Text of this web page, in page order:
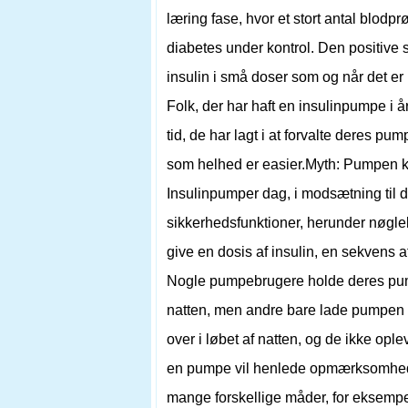
læring fase, hvor et stort antal
diabetes under kontrol. Den positive
insulin i små doser som og når det
Folk, der har haft en insulinpumpe i
tid, de har lagt i at forvalte deres
som helhed er easier.Myth: Pumpen
Insulinpumper dag, i modsætning til
sikkerhedsfunktioner, herunder
give en dosis af insulin, en sekvens
Nogle pumpebrugere holde deres
natten, men andre bare lade
over i løbet af natten, og de ikke
en pumpe vil henlede
mange forskellige måder, for